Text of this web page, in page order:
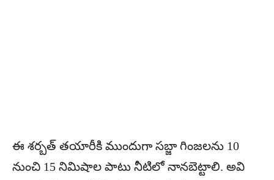
ఈ శర్బత్ తయారీకి ముందుగా సబ్జా గింజలను 10
నుంచి 15 నిమిషాల పాటు నీటిలో నానబెట్టాలి. అవి